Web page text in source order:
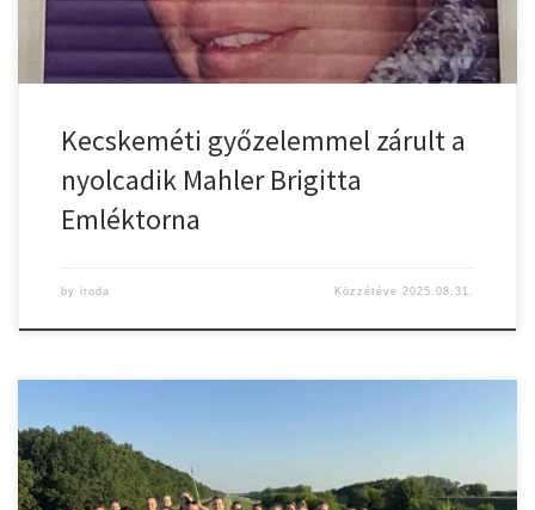
Kecskeméti győzelemmel zárult a
nyolcadik Mahler Brigitta
Emléktorna
by iroda Közzétéve2025.08.31.
Mi kell egy eredményes edzőtáborhoz? Egy biztos bázis – a
Kisökörjárási Szabadidőközpont éppen kiváló erre. Garantálja a